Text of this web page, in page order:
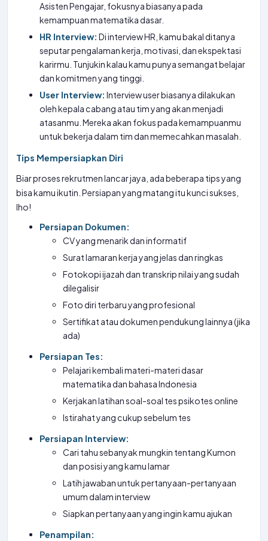
Asisten Pengajar, fokusnya biasanya pada
kemampuan matematika dasar.
HR Interview: Di interview HR, kamu bakal ditanya
seputar pengalaman kerja, motivasi, dan ekspektasi
karirmu. Tunjukin kalau kamu punya semangat belajar
dan komitmen yang tinggi.
User Interview: Interview user biasanya dilakukan
oleh kepala cabang atau tim yang akan menjadi
atasanmu. Mereka akan fokus pada kemampuanmu
untuk bekerja dalam tim dan memecahkan masalah.
Tips Mempersiapkan Diri
Biar proses rekrutmen lancar jaya, ada beberapa tips yang
bisa kamu ikutin. Persiapan yang matang itu kunci sukses,
lho!
Persiapan Dokumen:
CV yang menarik dan informatif
Surat lamaran kerja yang jelas dan ringkas
Fotokopi ijazah dan transkrip nilai yang sudah
dilegalisir
Foto diri terbaru yang profesional
Sertifikat atau dokumen pendukung lainnya (jika
ada)
Persiapan Tes:
Pelajari kembali materi-materi dasar
matematika dan bahasa Indonesia
Kerjakan latihan soal-soal tes psikotes online
Istirahat yang cukup sebelum tes
Persiapan Interview:
Cari tahu sebanyak mungkin tentang Kumon
dan posisi yang kamu lamar
Latih jawaban untuk pertanyaan-pertanyaan
umum dalam interview
Siapkan pertanyaan yang ingin kamu ajukan
Penampilan: